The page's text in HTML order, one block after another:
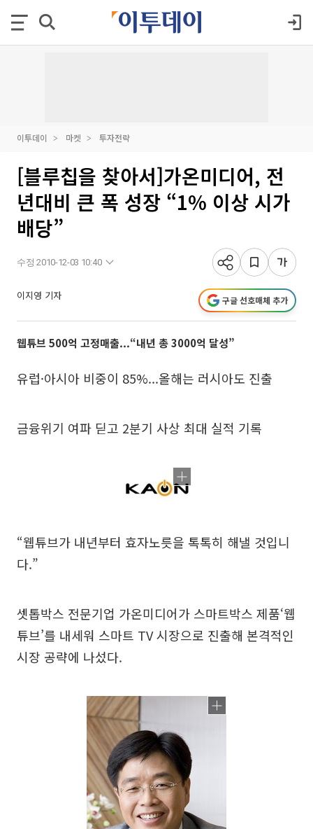
이투데이 마켓 투자전략
[블루칩을 찾아서]가온미디어, 전
년대비 큰 폭 성장 “1% 이상 시가
배당”
수정 2010-12-03 10:40
이지영 기자 구글 선호매체 추가
웹튜브 500억 고정매출...“내년 총 3000억 달성”
유럽·아시아 비중이 85%...올해는 러시아도 진출
금융위기 여파 딛고 2분기 사상 최대 실적 기록
“웹튜브가 내년부터 효자노릇을 톡톡히 해낼 것입니
다.”
셋톱박스 전문기업 가온미디어가 스마트박스 제품‘웹
튜브’를 내세워 스마트 TV 시장으로 진출해 본격적인
시장 공략에 나섰다.